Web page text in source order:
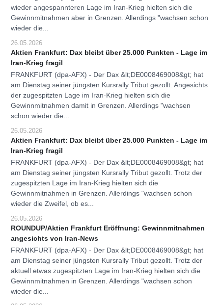
wieder angespannteren Lage im Iran-Krieg hielten sich die
Gewinnmitnahmen aber in Grenzen. Allerdings "wachsen schon
wieder die...
26.05.2026
Aktien Frankfurt: Dax bleibt über 25.000 Punkten - Lage im
Iran-Krieg fragil
FRANKFURT (dpa-AFX) - Der Dax &lt;DE0008469008&gt; hat
am Dienstag seiner jüngsten Kursrally Tribut gezollt. Angesichts
der zugespitzten Lage im Iran-Krieg hielten sich die
Gewinnmitnahmen damit in Grenzen. Allerdings "wachsen
schon wieder die...
26.05.2026
Aktien Frankfurt: Dax bleibt über 25.000 Punkten - Lage im
Iran-Krieg fragil
FRANKFURT (dpa-AFX) - Der Dax &lt;DE0008469008&gt; hat
am Dienstag seiner jüngsten Kursrally Tribut gezollt. Trotz der
zugespitzten Lage im Iran-Krieg hielten sich die
Gewinnmitnahmen in Grenzen. Allerdings "wachsen schon
wieder die Zweifel, ob es...
26.05.2026
ROUNDUP/Aktien Frankfurt Eröffnung: Gewinnmitnahmen
angesichts von Iran-News
FRANKFURT (dpa-AFX) - Der Dax &lt;DE0008469008&gt; hat
am Dienstag seiner jüngsten Kursrally Tribut gezollt. Trotz der
aktuell etwas zugespitzten Lage im Iran-Krieg hielten sich die
Gewinnmitnahmen in Grenzen. Allerdings "wachsen schon
wieder die...